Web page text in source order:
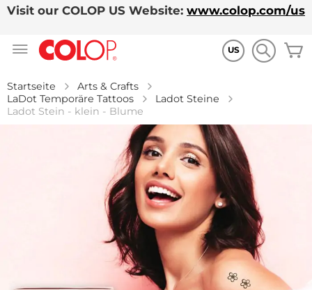
Visit our COLOP US Website: www.colop.com/us
US
Startseite
Arts & Crafts
LaDot Temporäre Tattoos
Ladot Steine
Ladot Stein - klein - Blume